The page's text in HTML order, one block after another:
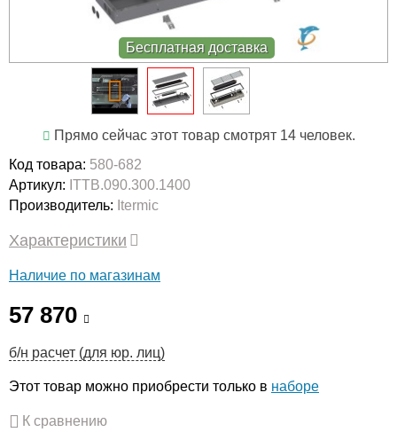
Бесплатная доставка
Прямо сейчас этот товар смотрят 14 человек.
Код товара: 580-682
Артикул: ITTB.090.300.1400
Производитель: Itermic
Характеристики
Наличие по магазинам
57 870
б/н расчет (для юр. лиц)
Этот товар можно приобрести только в наборе
К сравнению